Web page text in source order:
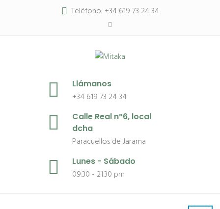
Teléfono: +34 619 73 24 34
Llámanos
+34 619 73 24 34
Calle Real nº6, local
dcha
Paracuellos de Jarama
Lunes - Sábado
09.30 - 21.30 pm